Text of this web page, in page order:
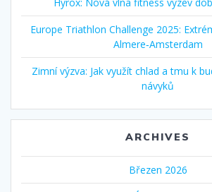
Europe Triathlon Challenge 2025:
Almere‑Amsterdam
Zimní výzva: Jak využít chlad a tmu k
návyků
ARCHIVES
Březen 2026